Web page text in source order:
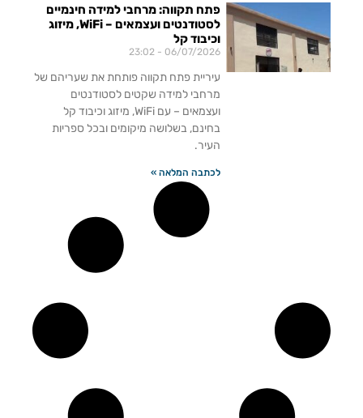
פתח תקווה: מרחבי למידה חינמיים
לסטודנטים ועצמאים – WiFi, מיזוג
וכיבוד קל
06/07/2026
עיריית פתח תקווה פותחת את שעריהם של
מרחבי למידה שקטים לסטודנטים
ועצמאים – עם WiFi, מיזוג וכיבוד קל
בחינם, בשלושה מיקומים ובכל ספריות
העיר.
לכתבה המלאה »